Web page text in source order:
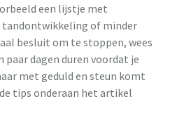
een lijstje met
tandontwikkeling of minder
besluit om te stoppen, wees
paar dagen duren voordat je
met geduld en steun komt
tips onderaan het artikel